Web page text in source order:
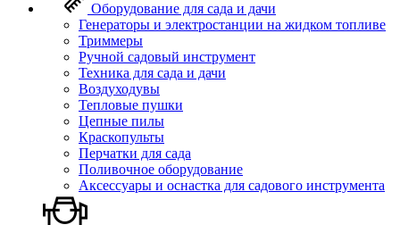
Оборудование для сада и дачи
Генераторы и электростанции на жидком топливе
Триммеры
Ручной садовый инструмент
Техника для сада и дачи
Воздуходувы
Тепловые пушки
Цепные пилы
Краскопульты
Перчатки для сада
Поливочное оборудование
Аксессуары и оснастка для садового инструмента